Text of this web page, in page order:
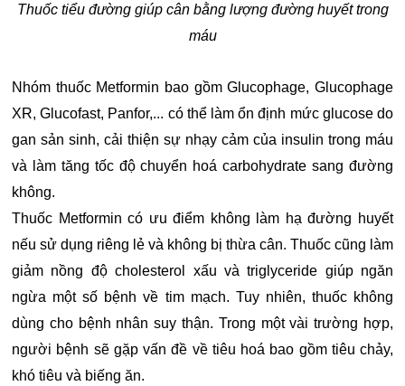
Thuốc tiểu đường giúp cân bằng lượng đường huyết trong
máu
Nhóm thuốc Metformin bao gồm Glucophage, Glucophage
XR, Glucofast, Panfor,... có thể làm ổn định mức glucose do
gan sản sinh, cải thiện sự nhạy cảm của insulin trong máu
và làm tăng tốc độ chuyển hoá carbohydrate sang đường
không.
Thuốc Metformin có ưu điểm không làm hạ đường huyết
nếu sử dụng riêng lẻ và không bị thừa cân. Thuốc cũng làm
giảm nồng độ cholesterol xấu và triglyceride giúp ngăn
ngừa một số bệnh về tim mạch. Tuy nhiên, thuốc không
dùng cho bệnh nhân suy thận. Trong một vài trường hợp,
người bệnh sẽ gặp vấn đề về tiêu hoá bao gồm tiêu chảy,
khó tiêu và biếng ăn.